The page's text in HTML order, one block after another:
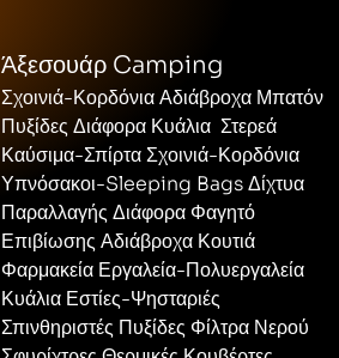
Άξεσουάρ Camping
Σχοινιά-Κορδόνια Αδιάβροχα Μπατόν
Πυξίδες Διάφορα Κυάλια Στερεά
Καύσιμα-Σπίρτα Σχοινιά-Κορδόνια
Υπνόσακοι-Sleeping Bags Δίχτυα
Παραλλαγής Διάφορα Φαγητό
Επιβίωσης Αδιάβροχα Κουτιά
Φαρμακεία Εργαλεία-Πολυεργαλεία
Κυάλια Εστίες-Ψησταριές
Σπινθηριστές Πυξίδες Φίλτρα Νερού